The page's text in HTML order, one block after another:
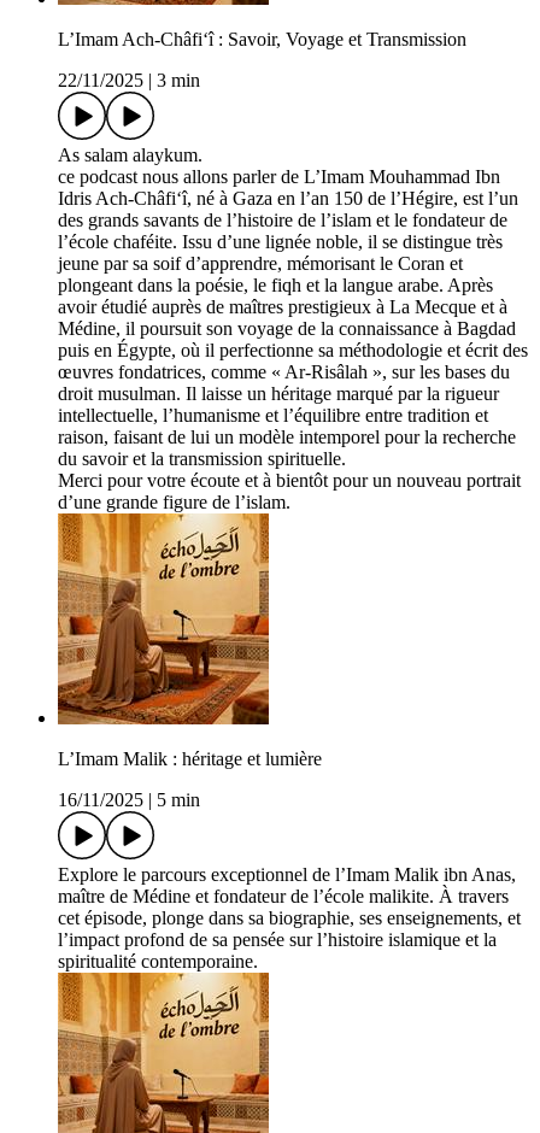
L’Imam Ach-Châfi‘î : Savoir, Voyage et Transmission
22/11/2025
3 min
As salam alaykum.
ce podcast nous allons parler de L’Imam Mouhammad Ibn
Idris Ach-Châfi‘î, né à Gaza en l’an 150 de l’Hégire, est l’un
des grands savants de l’histoire de l’islam et le fondateur de
l’école chaféite. Issu d’une lignée noble, il se distingue très
jeune par sa soif d’apprendre, mémorisant le Coran et
plongeant dans la poésie, le fiqh et la langue arabe. Après
avoir étudié auprès de maîtres prestigieux à La Mecque et à
Médine, il poursuit son voyage de la connaissance à Bagdad
puis en Égypte, où il perfectionne sa méthodologie et écrit des
œuvres fondatrices, comme « Ar-Risâlah », sur les bases du
droit musulman. Il laisse un héritage marqué par la rigueur
intellectuelle, l’humanisme et l’équilibre entre tradition et
raison, faisant de lui un modèle intemporel pour la recherche
du savoir et la transmission spirituelle.
Merci pour votre écoute et à bientôt pour un nouveau portrait
d’une grande figure de l’islam.
L’Imam Malik : héritage et lumière
16/11/2025
5 min
Explore le parcours exceptionnel de l’Imam Malik ibn Anas,
maître de Médine et fondateur de l’école malikite. À travers
cet épisode, plonge dans sa biographie, ses enseignements, et
l’impact profond de sa pensée sur l’histoire islamique et la
spiritualité contemporaine.